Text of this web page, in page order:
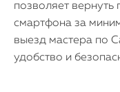
позволяет вернуть
смартфона за
выезд мастера по
удобство и